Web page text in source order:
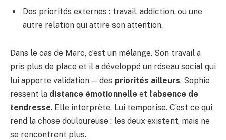
Des priorités externes : travail, addiction, ou une
autre relation qui attire son attention.
Dans le cas de Marc, c’est un mélange. Son travail a
pris plus de place et il a développé un réseau social qui
lui apporte validation — des priorités ailleurs. Sophie
ressent la distance émotionnelle et l’absence de
tendresse. Elle interprète. Lui temporise. C’est ce qui
rend la chose douloureuse : les deux existent, mais ne
se rencontrent plus.